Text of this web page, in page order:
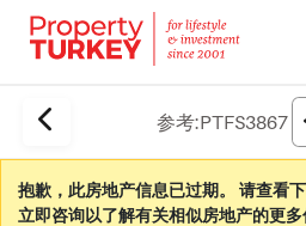
参考:PTFS3867
抱歉，此房地产信息已过期。 请查看
立即咨询以了解有关相似房地产的更多